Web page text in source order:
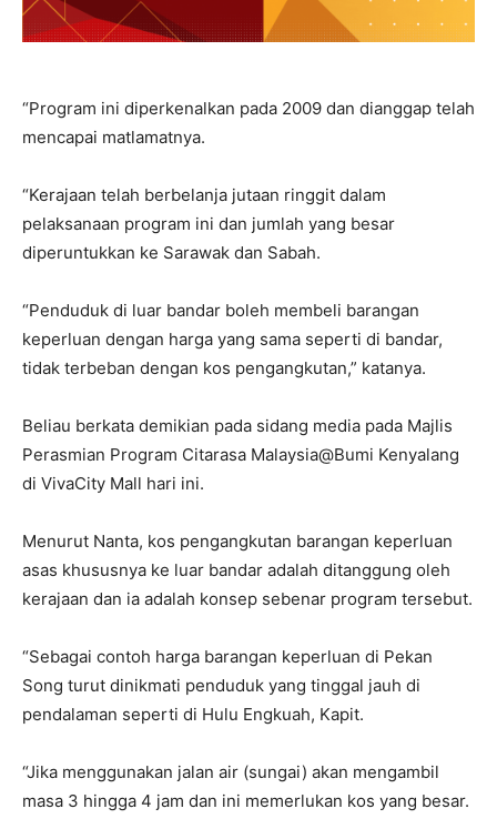
“Program ini diperkenalkan pada 2009 dan dianggap telah
mencapai matlamatnya.
“Kerajaan telah berbelanja jutaan ringgit dalam
pelaksanaan program ini dan jumlah yang besar
diperuntukkan ke Sarawak dan Sabah.
“Penduduk di luar bandar boleh membeli barangan
keperluan dengan harga yang sama seperti di bandar,
tidak terbeban dengan kos pengangkutan,” katanya.
Beliau berkata demikian pada sidang media pada Majlis
Perasmian Program Citarasa Malaysia@Bumi Kenyalang
di VivaCity Mall hari ini.
Menurut Nanta, kos pengangkutan barangan keperluan
asas khususnya ke luar bandar adalah ditanggung oleh
kerajaan dan ia adalah konsep sebenar program tersebut.
“Sebagai contoh harga barangan keperluan di Pekan
Song turut dinikmati penduduk yang tinggal jauh di
pendalaman seperti di Hulu Engkuah, Kapit.
“Jika menggunakan jalan air (sungai) akan mengambil
masa 3 hingga 4 jam dan ini memerlukan kos yang besar.